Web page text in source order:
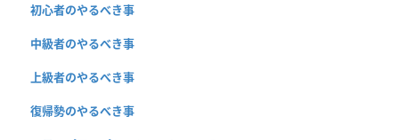
初心者のやるべき事
中級者のやるべき事
上級者のやるべき事
復帰勢のやるべき事